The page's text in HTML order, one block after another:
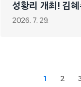
성황리 개최! 김
X 김재철, 올여름
2026. 7. 29.
1 2